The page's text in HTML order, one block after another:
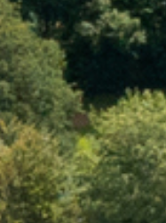
Tons og teambuilding
Vandsport
Volleyball
Yoga